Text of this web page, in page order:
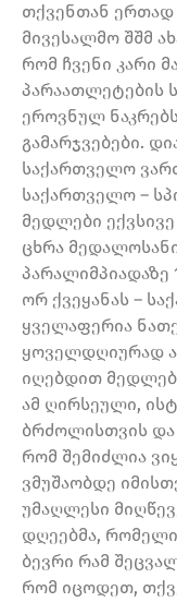
თქვენთან ერთად
მივესალმო შშმ
რომ ჩვენი კარი
პარაათლეტების
ეროვნულ
გამარჯვებები.
საქართველო
საქართველო –
მედლები
ცხრა
ორ ქვეყანას –
ყველაფერია
ყოველდღიურად
იღებდით
ამ ღირსეული,
ბრძოლისთვის და
რომ შემიძლია
ვმუშაობდე
უმაღლესი
დღეებმა,
ბევრი რამ
რომ იცოდეთ,